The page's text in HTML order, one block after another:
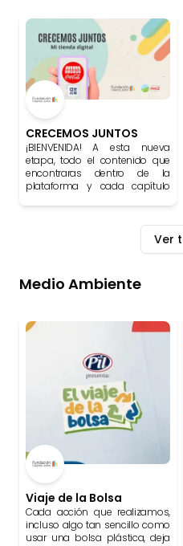
CRECEMOS JUNTOS
¡BIENVENIDA! A esta nueva
etapa, todo el contenido que
encontraras dentro de la
plataforma y cada capítulo
familia. ¡Crezcamos juntos!
Ver
Medio Ambiente
Viaje de la Bolsa
Cada acción que realizamos,
incluso algo tan sencillo como
usar una bolsa plástica, deja